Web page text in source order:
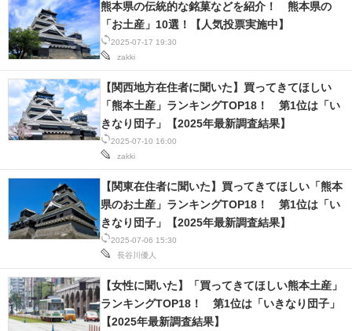
2025-07-17 19:30
zakki
熊本県の伝統的な銘菓などを紹介！ 熊本県の
「お土産」10選！【人気投票実施中】
2025-07-10 16:00
zakki
【関西地方在住者に聞いた】買ってきてほしい
「熊本土産」ランキングTOP18！ 第1位は「い
きなり団子」【2025年最新調査結果】
2025-07-06 15:30
長谷川優人
【関東在住者に聞いた】買ってきてほしい「熊本
県のお土産」ランキングTOP18！ 第1位は「い
きなり団子」【2025年最新調査結果】
【女性に聞いた】「買ってきてほしい熊本土産」
ランキングTOP18！ 第1位は「いきなり団子」
【2025年最新調査結果】